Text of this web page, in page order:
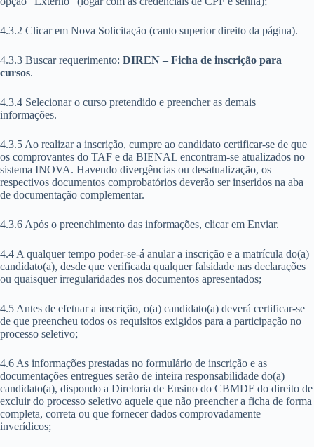
4.3.2 Clicar em Nova Solicitação (canto superior direito da página).
4.3.3 Buscar requerimento: DIREN – Ficha de inscrição para
cursos.
4.3.4 Selecionar o curso pretendido e preencher as demais
informações.
4.3.5 Ao realizar a inscrição, cumpre ao candidato certificar-se de que
os comprovantes do TAF e da BIENAL encontram-se atualizados no
sistema INOVA. Havendo divergências ou desatualização, os
respectivos documentos comprobatórios deverão ser inseridos na aba
de documentação complementar.
4.3.6 Após o preenchimento das informações, clicar em Enviar.
4.4 A qualquer tempo poder-se-á anular a inscrição e a matrícula do(a)
candidato(a), desde que verificada qualquer falsidade nas declarações
ou quaisquer irregularidades nos documentos apresentados;
4.5 Antes de efetuar a inscrição, o(a) candidato(a) deverá certificar-se
de que preencheu todos os requisitos exigidos para a participação no
processo seletivo;
4.6 As informações prestadas no formulário de inscrição e as
documentações entregues serão de inteira responsabilidade do(a)
candidato(a), dispondo a Diretoria de Ensino do CBMDF do direito de
excluir do processo seletivo aquele que não preencher a ficha de forma
completa, correta ou que fornecer dados comprovadamente
inverídicos;